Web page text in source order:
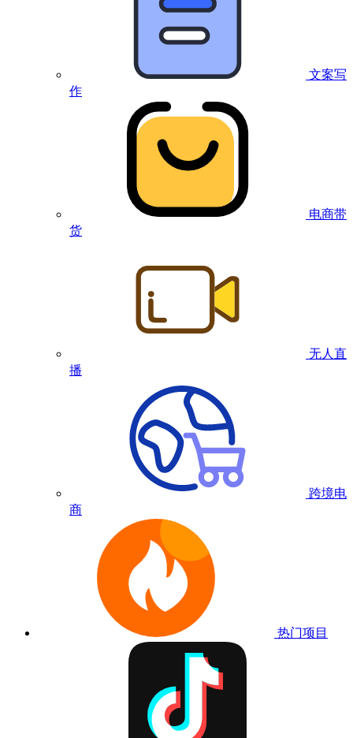
文案写
作
电商带
货
无人直
播
跨境电
商
热门项目